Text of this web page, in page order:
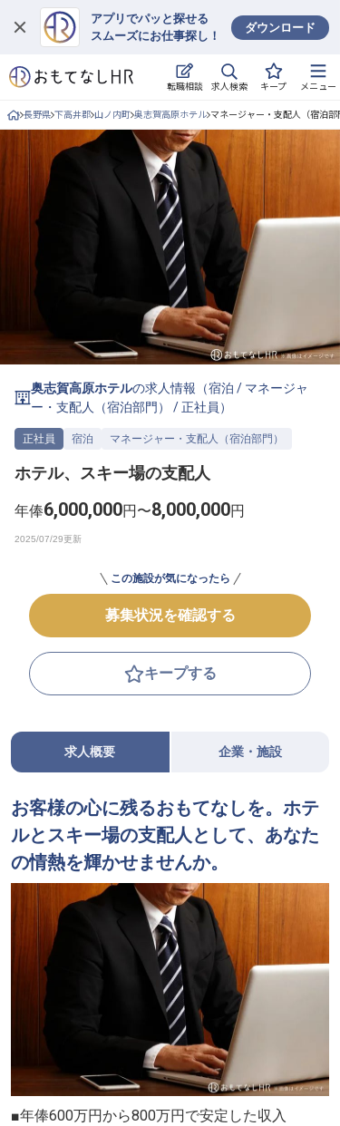
アプリでパッと探せる
スムーズにお仕事探し！
ダウンロード
転職相談 求人検索 キープ メニュー
ログイン
求人・施設を探す
キープした求人
就職・転職 合同説明会
おもてなしHRについて
ホテル・宿泊業界情報コラム
無料 転職サポートに申し込む
採用をお考えの企業様へ
長野県 下高井郡 山ノ内町 奥志賀高原ホテル マネージャー・支配人（宿泊
奥志賀高原ホテルの求人情報（宿泊 / マネージャ
ー・支配人（宿泊部門）
/正社員 ）
正社員 宿泊 マネージャー・支配人（宿泊部門）
ホテル、スキー場の支配人
年俸6,000,000円〜8,000,000円
この施設が気になったら
募集状況を確認する
キープする
求人概要 企業・施設
お客様の心に残るおもてなしを。ホテ
ルとスキー場の支配人として、あなた
の情熱を輝かせませんか。
■年俸600万円から800万円で安定した収入